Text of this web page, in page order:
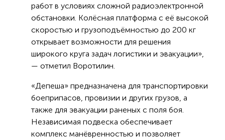
работ в условиях сложной радиоэлектронной
обстановки. Колёсная платформа с её высокой
скоростью и грузоподъёмностью до 200 кг
открывает возможности для решения
широкого круга задач логистики и эвакуации»,
— отметил Воротилин.
«Депеша» предназначена для транспортировки
боеприпасов, провизии и других грузов, а
также для эвакуации раненых с поля боя.
Независимая подвеска обеспечивает
комплекс манёвренностью и позволяет